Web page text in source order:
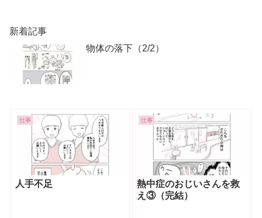
新着記事
物体の落下（2/2）
仕事
人手不足
仕事
熱中症のおじいさんを救
え③（完結）